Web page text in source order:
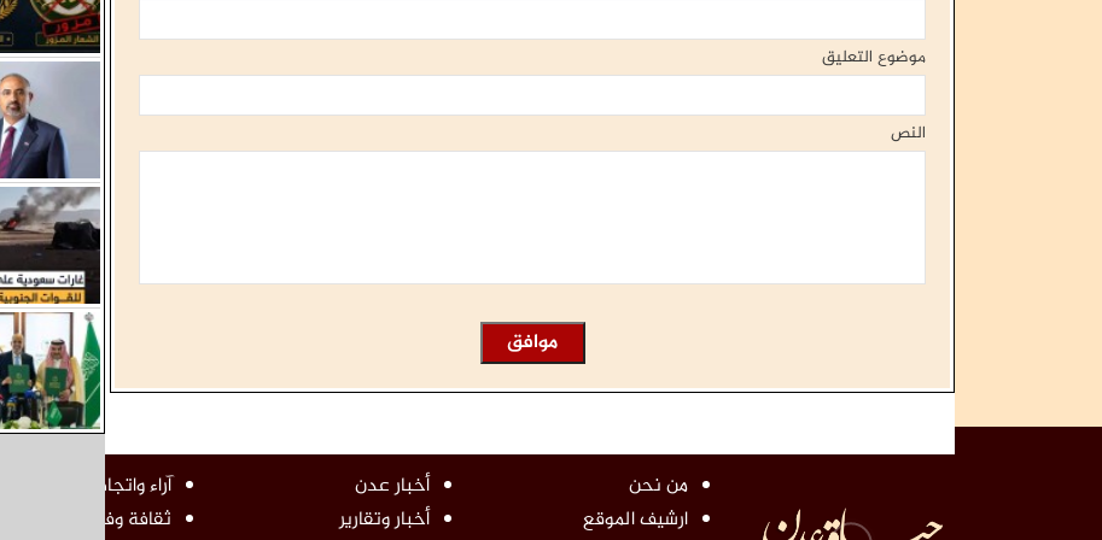
موضوع التعليق
النص
من نحن
ارشيف الموقع
أخبار عدن
أخبار وتقارير
آراء واتجاهات
ثقافة وفن